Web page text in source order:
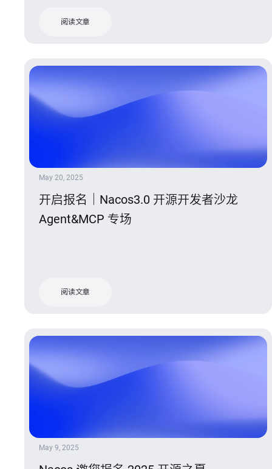
阅读文章
May 20, 2025
开启报名｜Nacos3.0 开源开发者沙龙
Agent&MCP 专场
阅读文章
May 9, 2025